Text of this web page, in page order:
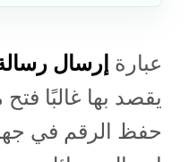
عبارة إرسال
يقصد بها غالبًا
حفظ الرقم في